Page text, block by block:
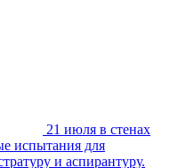
21 июля в стенах
испытания для
и аспирантуру.